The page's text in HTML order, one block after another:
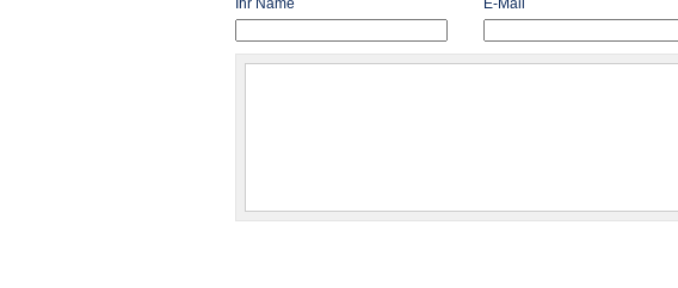
Ihr Name E-Mail